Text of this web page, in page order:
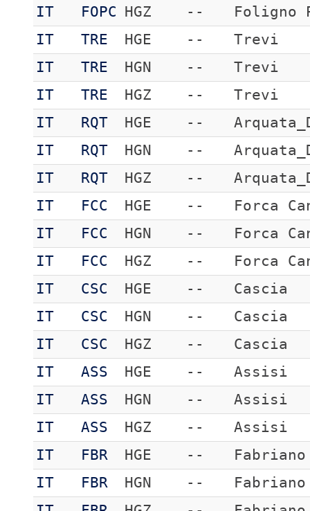
IT
FOPC HGZ --
Foligno
IT
TRE HGE --
Trevi
IT
TRE HGN --
Trevi
IT
TRE HGZ --
Trevi
IT
RQT HGE --
IT
RQT HGN --
IT
RQT HGZ --
IT
FCC HGE --
Forca
IT
FCC HGN --
Forca
IT
FCC HGZ --
Forca
IT
CSC HGE --
Cascia
IT
CSC HGN --
Cascia
IT
CSC HGZ --
Cascia
IT
ASS HGE --
Assisi
IT
ASS HGN --
Assisi
IT
ASS HGZ --
Assisi
IT
FBR HGE --
Fabriano
IT
FBR HGN --
Fabriano